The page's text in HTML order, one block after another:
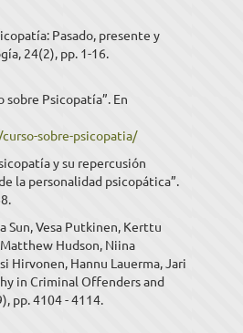
Pasado, presente y
24(2), pp. 1-16.
sobre Psicopatía”. En
sobre-psicopatia/
y su repercusión
la personalidad psicopática”.
Sun, Vesa Putkinen, Kerttu
Hudson, Niina
Hirvonen, Hannu Lauerma, Jari
in Criminal Offenders and
pp. 4104 - 4114.